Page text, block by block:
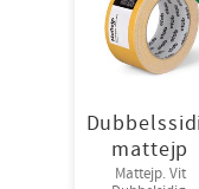
mattejp
Mattejp. Vit